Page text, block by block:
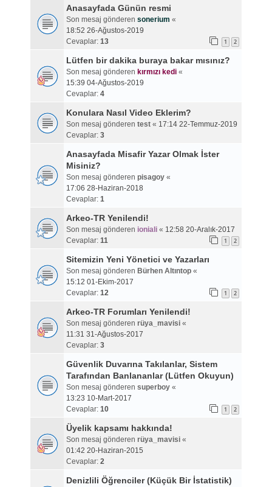
Anasayfada Günün resmi
Son mesaj gönderen sonerium «
18:52 26-Ağustos-2019
Cevaplar: 13 1 2
Lütfen bir dakika buraya bakar mısınız?
Son mesaj gönderen kırmızı kedi«
15:39 04-Ağustos-2019
Cevaplar: 4
Konulara Nasıl Video Eklerim?
Son mesaj gönderen test« 17:14 22-Temmuz-2019
Cevaplar: 3
Anasayfada Misafir Yazar Olmak İster
Misiniz?
Son mesaj gönderen pisagoy«
17:06 28-Haziran-2018
Cevaplar: 1
Arkeo-TR Yenilendi!
Son mesaj gönderen ioniali« 12:58 20-Aralık-2017
Cevaplar: 11 1 2
Sitemizin Yeni Yönetici ve Yazarları
Son mesaj gönderen Bürhen Altıntop«
15:12 01-Ekim-2017
Cevaplar: 12 1 2
Arkeo-TR Forumları Yenilendi!
Son mesaj gönderen rüya_mavisi«
11:31 31-Ağustos-2017
Cevaplar: 3
Güvenlik Duvarına Takılanlar, Sistem
Tarafından Banlananlar (Lütfen Okuyun)
Son mesaj gönderen superboy«
13:23 10-Mart-2017
Cevaplar: 10 1 2
Üyelik kapsamı hakkında!
Son mesaj gönderen rüya_mavisi«
01:42 20-Haziran-2015
Cevaplar: 2
Denizlili Öğrenciler (Küçük Bir İstatistik)